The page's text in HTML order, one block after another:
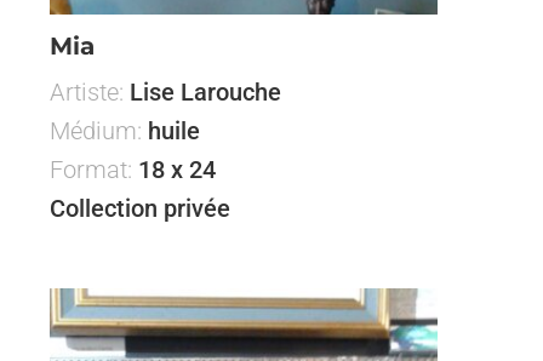
Mia
Artiste: Lise Larouche
Médium: huile
Format: 18 x 24
Collection privée